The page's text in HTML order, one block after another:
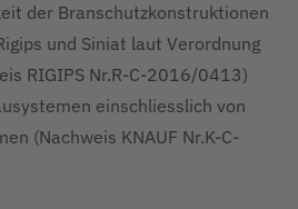
der Branschutzkonstruktionen
und Siniat laut Verordnung
RIGIPS Nr.R-C-2016/0413)
einschliesslich von
(Nachweis KNAUF Nr.K-C-